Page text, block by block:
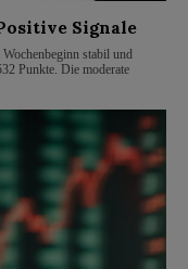
Signale
stabil und
Punkte. Die moderate